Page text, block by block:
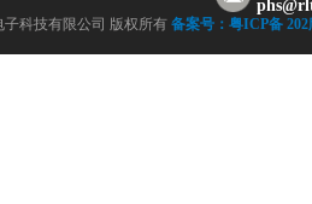
子科技有限公司 版权所有 备案号：粤ICP备 202